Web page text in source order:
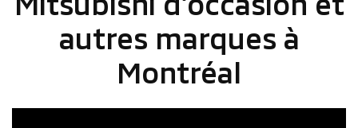
autres marques à
Montréal